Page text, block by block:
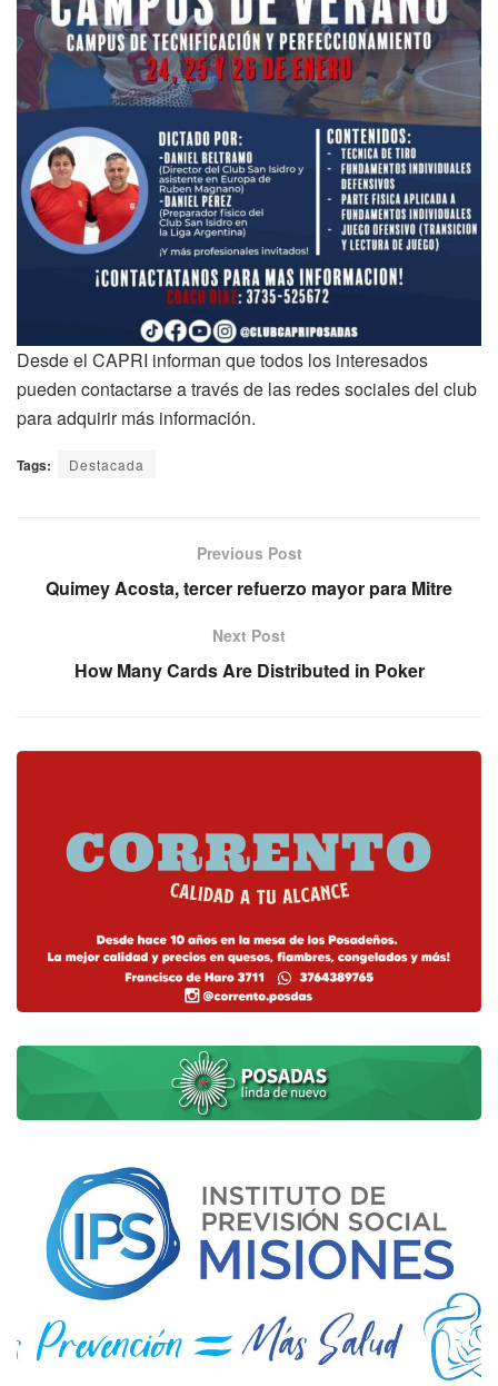
Desde el CAPRI informan que todos los interesados
pueden contactarse a través de las redes sociales del club
para adquirir más información.
Tags: Destacada
Previous Post
Quimey Acosta, tercer refuerzo mayor para Mitre
Next Post
How Many Cards Are Distributed in Poker